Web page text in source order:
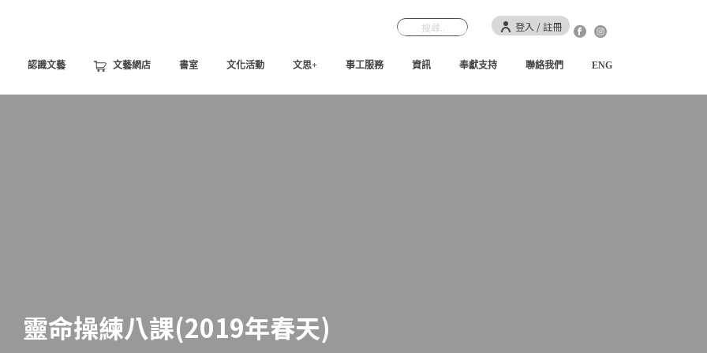
登入 / 註冊
認識文藝 文藝網店 書室 文化活動 文思+ 事工服務 資訊 奉獻支持 聯絡我們 ENG
靈命操練八課(2019年春天)